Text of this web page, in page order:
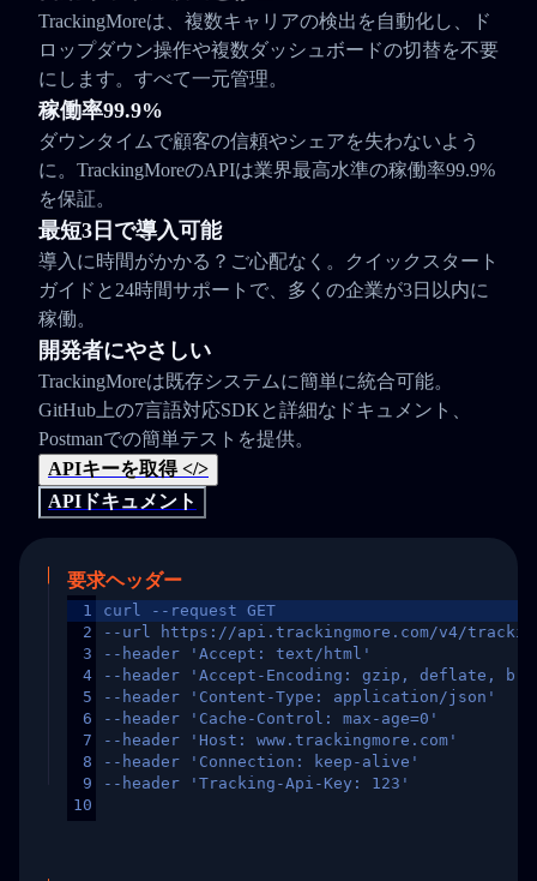
TrackingMoreは、複数キャリアの検出を自動化し、ド
ロップダウン操作や複数ダッシュボードの切替を不要
にします。すべて一元管理。
稼働率99.9%
ダウンタイムで顧客の信頼やシェアを失わないよう
に。TrackingMoreのAPIは業界最高水準の稼働率99.9%
を保証。
最短3日で導入可能
導入に時間がかかる？ご心配なく。クイックスタート
ガイドと24時間サポートで、多くの企業が3日以内に
稼働。
開発者にやさしい
TrackingMoreは既存システムに簡単に統合可能。
GitHub上の7言語対応SDKと詳細なドキュメント、
Postmanでの簡単テストを提供。
APIキーを取得 </>
APIドキュメント
要求ヘッダー
1
2
3
4
5
6
7
8
9
10
curl --request GET
--url https://api.trackingmore.com/v4/trackings/
--header 'Accept: text/html'
--header 'Accept-Encoding: gzip, deflate,
--header 'Content-Type: application/json'
--header 'Cache-Control: max-age=0'
--header 'Host: www.trackingmore.com'
--header 'Connection: keep-alive'
--header 'Tracking-Api-Key: 123'